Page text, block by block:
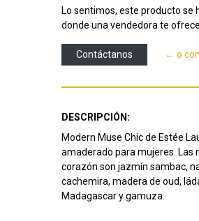
Lo sentimos, este producto se
donde una vendedora te
Contáctanos ← o
DESCRIPCIÓN:
Modern Muse Chic de Estée
amaderado para mujeres. Las
corazón son jazmín sambac,
cachemira, madera de oud,
Madagascar y gamuza.